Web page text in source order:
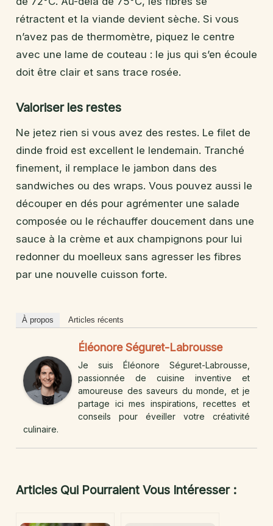
rétractent et la viande devient sèche. Si vous
n’avez pas de thermomètre, piquez le centre
avec une lame de couteau : le jus qui s’en écoule
doit être clair et sans trace rosée.
Valoriser les restes
Ne jetez rien si vous avez des restes. Le filet de
dinde froid est excellent le lendemain. Tranché
finement, il remplace le jambon dans des
sandwiches ou des wraps. Vous pouvez aussi le
découper en dés pour agrémenter une salade
composée ou le réchauffer doucement dans une
sauce à la crème et aux champignons pour lui
redonner du moelleux sans agresser les fibres
par une nouvelle cuisson forte.
À propos Articles récents
Éléonore Séguret-Labrousse
Je suis Éléonore Séguret-Labrousse,
passionnée de cuisine inventive et
amoureuse des saveurs du monde, et je
partage ici mes inspirations, recettes et
conseils pour éveiller votre créativité
culinaire.
Articles Qui Pourraient Vous Intéresser :